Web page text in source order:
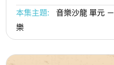
本集主題:
音樂沙龍 單元 － 古典音樂中迷人的浪漫音
樂